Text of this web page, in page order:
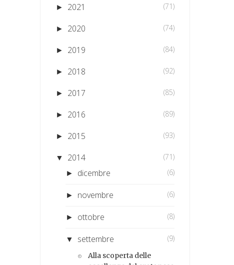
► 2021 (71)
► 2020 (74)
► 2019 (84)
► 2018 (92)
► 2017 (85)
► 2016 (89)
► 2015 (93)
▼ 2014 (71)
► dicembre (6)
► novembre (6)
► ottobre (8)
▼ settembre (9)
Alla scoperta delle